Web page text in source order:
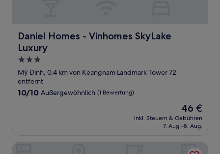
Daniel Homes - Vinhomes SkyLake
Luxury
Daniel Homes - Vinhomes SkyLake Luxury
3.0-
Sterne-
Unterkunft
Mỹ Đình, 0,4 km von Keangnam Landmark Tower 72
entfernt
10.0
10/10 Außergewöhnlich (1 Bewertung)
Der
Preis
beträgt
46 €
inkl. Steuern & Gebühren
7. Aug.–8. Aug.